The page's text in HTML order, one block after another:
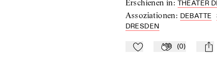
Erschienen in: THEATER
Assoziationen: DEBATTE
DRESDEN
Zu Mein-TdZ hinzufügen
Applaudieren
(0) mail